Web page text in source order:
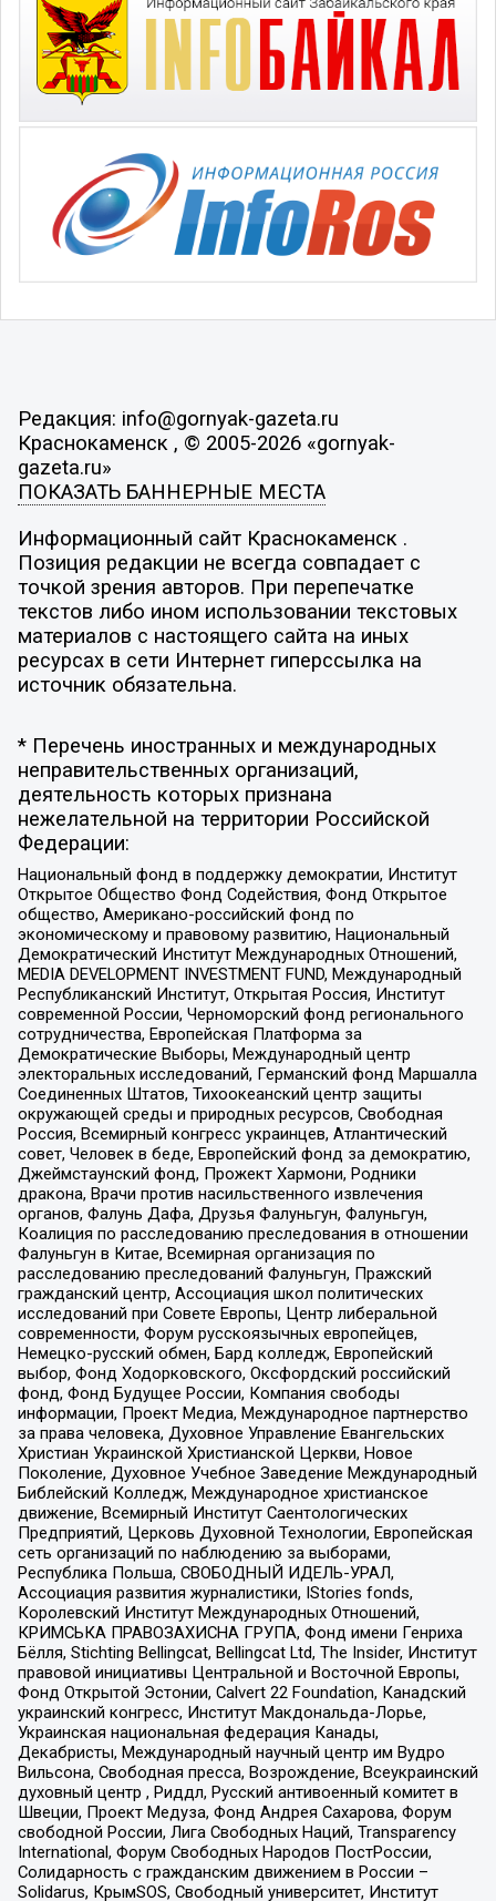
Редакция: info@gornyak-gazeta.ru
Краснокаменск , © 2005-2026 «gornyak-
gazeta.ru»
ПОКАЗАТЬ БАННЕРНЫЕ МЕСТА
Информационный сайт Краснокаменск .
Позиция редакции не всегда совпадает с
точкой зрения авторов. При перепечатке
текстов либо ином использовании текстовых
материалов с настоящего сайта на иных
ресурсах в сети Интернет гиперссылка на
источник обязательна.
* Перечень иностранных и международных
неправительственных организаций,
деятельность которых признана
нежелательной на территории Российской
Федерации:
Национальный фонд в поддержку демократии, Институт
Открытое Общество Фонд Содействия, Фонд Открытое
общество, Американо-российский фонд по
экономическому и правовому развитию, Национальный
Демократический Институт Международных Отношений,
MEDIA DEVELOPMENT INVESTMENT FUND, Международный
Республиканский Институт, Открытая Россия, Институт
современной России, Черноморский фонд регионального
сотрудничества, Европейская Платформа за
Демократические Выборы, Международный центр
электоральных исследований, Германский фонд Маршалла
Соединенных Штатов, Тихоокеанский центр защиты
окружающей среды и природных ресурсов, Свободная
Россия, Всемирный конгресс украинцев, Атлантический
совет, Человек в беде, Европейский фонд за демократию,
Джеймстаунский фонд, Прожект Хармони, Родники
дракона, Врачи против насильственного извлечения
органов, Фалунь Дафа, Друзья Фалуньгун, Фалуньгун,
Коалиция по расследованию преследования в отношении
Фалуньгун в Китае, Всемирная организация по
расследованию преследований Фалуньгун, Пражский
гражданский центр, Ассоциация школ политических
исследований при Совете Европы, Центр либеральной
современности, Форум русскоязычных европейцев,
Немецко-русский обмен, Бард колледж, Европейский
выбор, Фонд Ходорковского, Оксфордский российский
фонд, Фонд Будущее России, Компания свободы
информации, Проект Медиа, Международное партнерство
за права человека, Духовное Управление Евангельских
Христиан Украинской Христианской Церкви, Новое
Поколение, Духовное Учебное Заведение Международный
Библейский Колледж, Международное христианское
движение, Всемирный Институт Саентологических
Предприятий, Церковь Духовной Технологии, Европейская
сеть организаций по наблюдению за выборами,
Республика Польша, СВОБОДНЫЙ ИДЕЛЬ-УРАЛ,
Ассоциация развития журналистики, IStories fonds,
Королевский Институт Международных Отношений,
КРИМСЬКА ПРАВОЗАХИСНА ГРУПА, Фонд имени Генриха
Бёлля, Stichting Bellingcat, Bellingcat Ltd, The Insider, Институт
правовой инициативы Центральной и Восточной Европы,
Фонд Открытой Эстонии, Calvert 22 Foundation, Канадский
украинский конгресс, Институт Макдональда-Лорье,
Украинская национальная федерация Канады,
Декабристы, Международный научный центр им Вудро
Вильсона, Свободная пресса, Возрождение, Всеукраинский
духовный центр , Риддл, Русский антивоенный комитет в
Швеции, Проект Медуза, Фонд Андрея Сахарова, Форум
свободной России, Лига Свободных Наций, Transparеncy
International, Форум Свободных Народов ПостРоссии,
Солидарность с гражданским движением в России –
Solidarus, КрымSOS, Свободный университет, Институт